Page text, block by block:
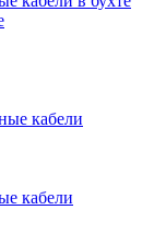
кабели
кабели